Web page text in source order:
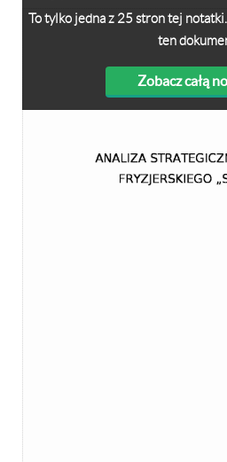
To tylko jedna z 25 stron tej
ten
Zobacz całą